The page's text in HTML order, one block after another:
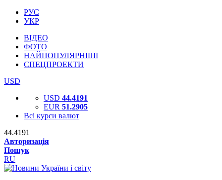
РУС
УКР
ВІДЕО
ФОТО
НАЙПОПУЛЯРНІШІ
СПЕЦПРОЕКТИ
USD
USD 44.4191
EUR 51.2905
Всі курси валют
44.4191
Авторизація
Пошук
RU